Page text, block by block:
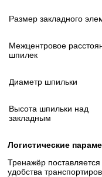
Размер закладного
Межцентровое
шпилек
Диаметр шпильки
Высота шпильки над
закладным
Логистические
Тренажёр
удобства